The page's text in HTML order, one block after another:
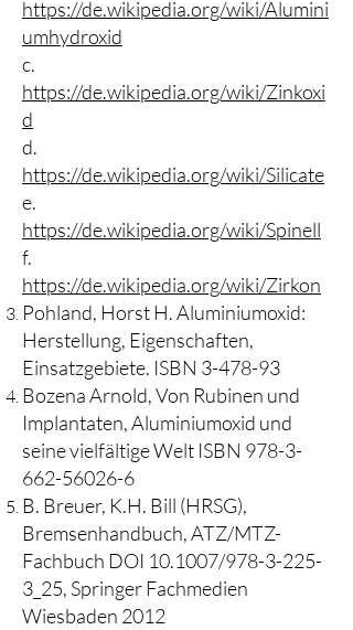
https://de.wikipedia.org/wiki/Alumini
umhydroxid
c.
https://de.wikipedia.org/wiki/Zinkoxi
d
d.
https://de.wikipedia.org/wiki/Silicate
e.
https://de.wikipedia.org/wiki/Spinell
f.
https://de.wikipedia.org/wiki/Zirkon
Pohland, Horst H. Aluminiumoxid:
Herstellung, Eigenschaften,
Einsatzgebiete. ISBN 3-478-93
Bozena Arnold, Von Rubinen und
Implantaten, Aluminiumoxid und
seine vielfältige Welt ISBN 978-3-
662-56026-6
B. Breuer, K.H. Bill (HRSG),
Bremsenhandbuch, ATZ/MTZ-
Fachbuch DOI 10.1007/978-3-225-
3_25, Springer Fachmedien
Wiesbaden 2012